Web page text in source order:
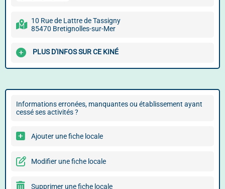
10 Rue de Lattre de Tassigny
85470 Bretignolles-sur-Mer
PLUS D'INFOS SUR CE KINÉ
Informations erronées, manquantes ou établissement ayant
cessé ses activités ?
Ajouter une fiche locale
Modifier une fiche locale
Supprimer une fiche locale